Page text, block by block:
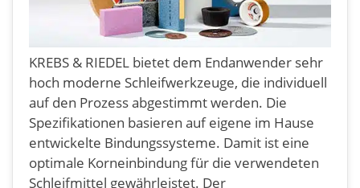
KREBS & RIEDEL bietet dem Endanwender sehr
hoch moderne Schleifwerkzeuge, die individuell
auf den Prozess abgestimmt werden. Die
Spezifikationen basieren auf eigene im Hause
entwickelte Bindungssysteme. Damit ist eine
optimale Korneinbindung für die verwendeten
Schleifmittel gewährleistet. Der